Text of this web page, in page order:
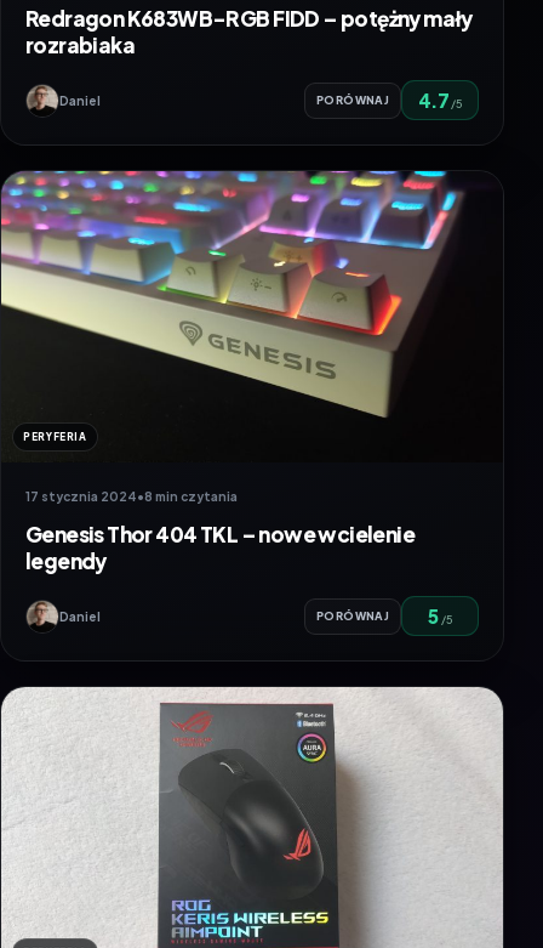
Redragon K683WB-RGB FIDD – potężny mały
rozrabiaka
Daniel PORÓWNAJ 4.7 /5
PERYFERIA
17 stycznia 2024•8 min czytania
Genesis Thor 404 TKL – nowe wcielenie
legendy
Daniel PORÓWNAJ 5 /5